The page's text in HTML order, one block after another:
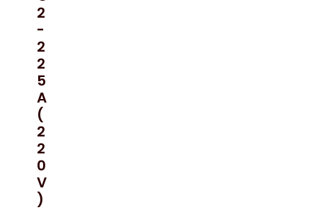
2
-
2
2
5
A
(
2
2
0
V
)